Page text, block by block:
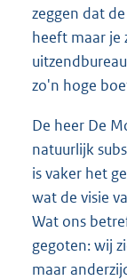
zeggen dat
heeft maar je
zo'n hoge
De heer De
natuurlijk
is vaker het
wat de visie
Wat ons
gegoten: wij
maar